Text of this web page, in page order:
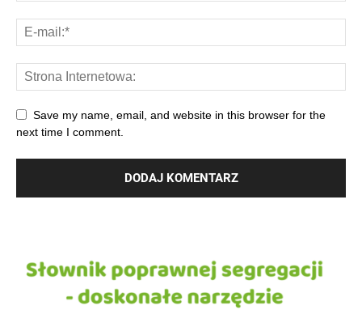
Save my name, email, and website in this browser for the
next time I comment.